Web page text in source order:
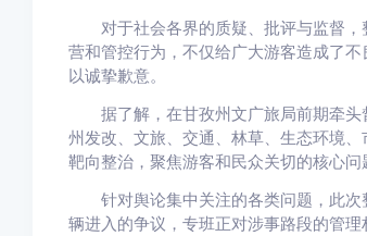
对于社会各界的质疑、批评与监督，
营和管控行为，不仅给广大游客造成了
以诚挚歉意。
据了解，在甘孜州文广旅局前期牵头
州发改、文旅、交通、林草、生态环境
靶向整治，聚焦游客和民众关切的核心问
针对舆论集中关注的各类问题，此次
辆进入的争议，专班正对涉事路段的管